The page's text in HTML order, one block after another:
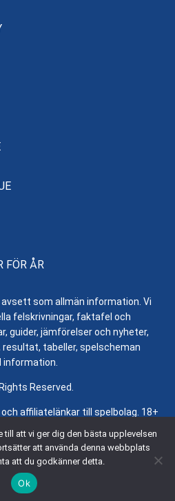
FÖR ÅR
avsett som allmän information. Vi
felskrivningar, faktafel och
guider, jämförelser och nyheter,
resultat, tabeller, spelscheman
Reserved.
affiliatelänkar till spelbolag. 18+
spelande.
till att vi ger dig den bästa upplevelsen
att använda denna webbplats
att du godkänner detta.
Ok